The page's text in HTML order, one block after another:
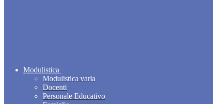
Modulistica
Modulistica varia
Docenti
Personale Educativo